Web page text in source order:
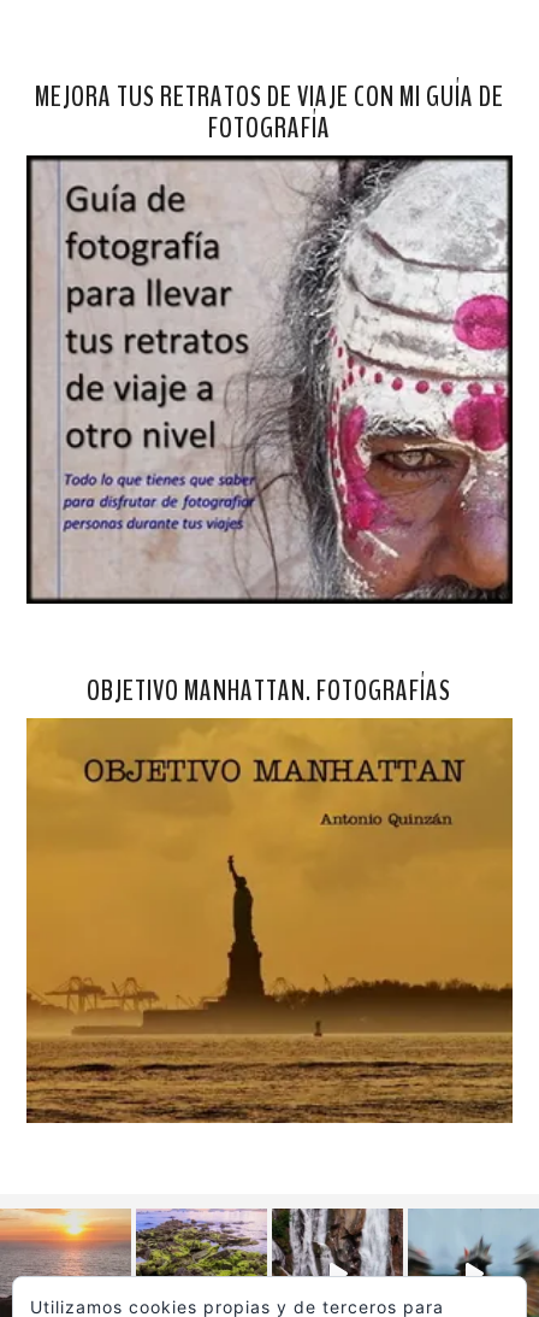
MEJORA TUS RETRATOS DE VIAJE CON MI GUÍA DE
FOTOGRAFÍA
OBJETIVO MANHATTAN. FOTOGRAFÍAS
Utilizamos cookies propias y de terceros para